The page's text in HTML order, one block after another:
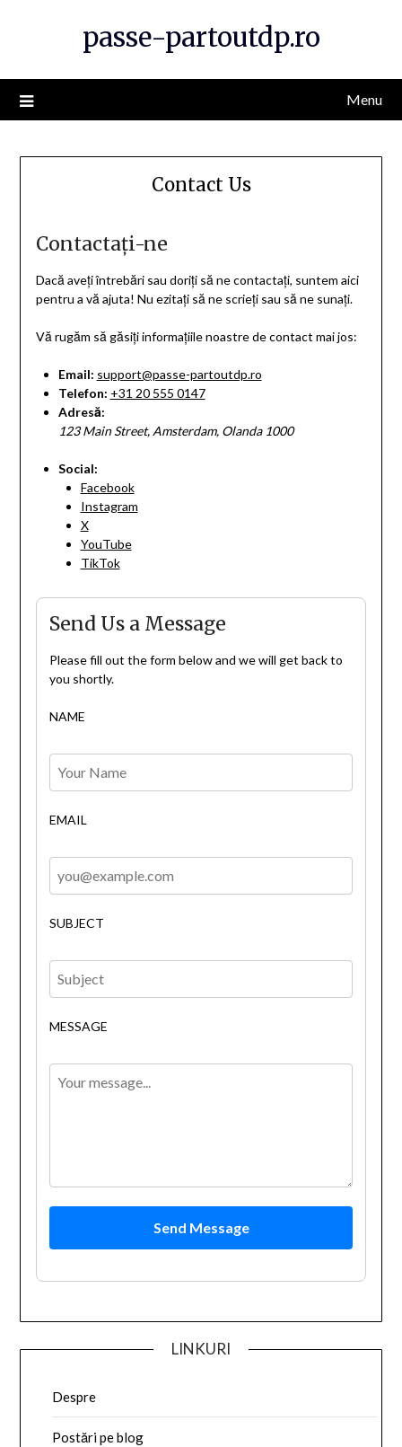
passe-partoutdp.ro
Menu
Contact Us
Contactați-ne
Dacă aveți întrebări sau doriți să ne contactați, suntem aici
pentru a vă ajuta! Nu ezitați să ne scrieți sau să ne sunați.
Vă rugăm să găsiți informațiile noastre de contact mai jos:
Email: support@passe-partoutdp.ro
Telefon: +31 20 555 0147
Adresă:
123 Main Street, Amsterdam, Olanda 1000
Social:
Facebook
Instagram
X
YouTube
TikTok
Send Us a Message
Please fill out the form below and we will get back to
you shortly.
NAME
EMAIL
SUBJECT
MESSAGE
Send Message
LINKURI
Despre
Postări pe blog